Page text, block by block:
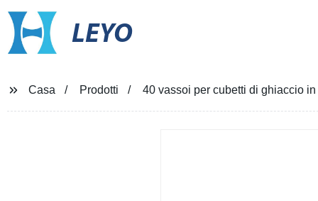
LEYO
Casa Prodotti 40 vassoi per cubetti di ghiaccio